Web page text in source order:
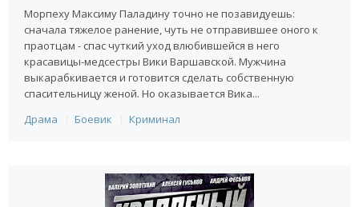
Морпеху Максиму Паладину точно не позавидуешь:
сначала тяжелое ранение, чуть не отправившее оного к
праотцам - спас чуткий уход влюбившейся в него
красавицы-медсестры Вики Варшавской. Мужчина
выкарабкивается и готовится сделать собственную
спасительницу женой. Но оказывается Вика...
Драма
Боевик Криминал